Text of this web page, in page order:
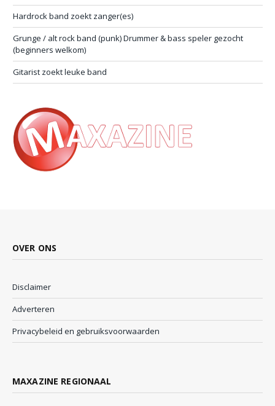
Hardrock band zoekt zanger(es)
Grunge / alt rock band (punk) Drummer & bass speler gezocht
(beginners welkom)
Gitarist zoekt leuke band
OVER ONS
Disclaimer
Adverteren
Privacybeleid en gebruiksvoorwaarden
MAXAZINE REGIONAAL